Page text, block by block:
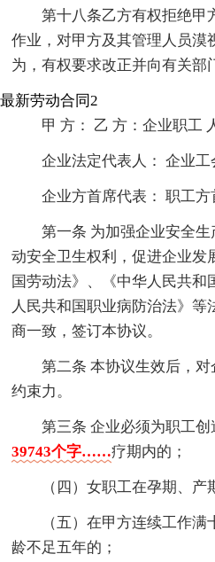
第十八条乙方有权拒绝甲
作业，对甲方及其管理人员漠
为，有权要求改正并向有关部
最新劳动合同2
甲 方： 乙 方：企业职工
企业法定代表人： 企业工
企业方首席代表： 职工方
第一条 为加强企业安全
动安全卫生权利，促进企业发
国劳动法》、《中华人民共和
人民共和国职业病防治法》等
商一致，签订本协议。
第二条 本协议生效后，
约束力。
第三条 企业必须为职工创
39743个字……疗期内的；
（四）女职工在孕期、产
（五）在甲方连续工作
龄不足五年的；